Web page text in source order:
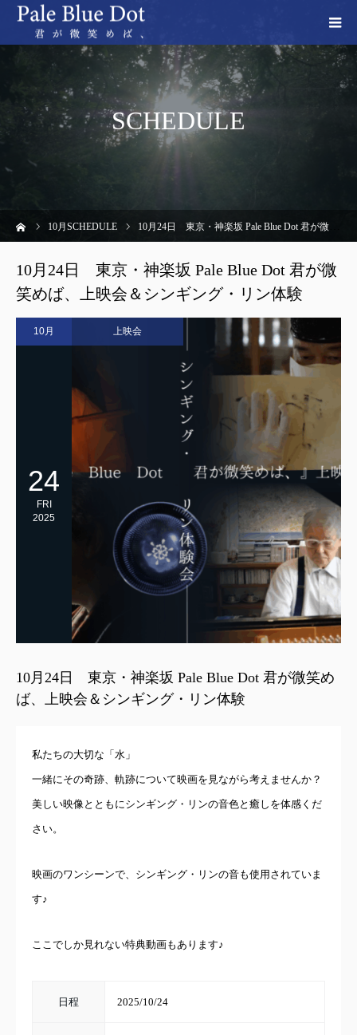
SCHEDULE
10月SCHEDULE 10月24日 東京・神楽坂 Pale Blue Dot 君が微笑めば、上映会＆シンギング・リン体験
10月24日 東京・神楽坂 Pale Blue Dot 君が微
笑めば、上映会＆シンギング・リン体験
10月
24
FRI
2025
上映会
10月24日 東京・神楽坂 Pale Blue Dot 君が微笑め
ば、上映会＆シンギング・リン体験
私たちの大切な「水」
一緒にその奇跡、軌跡について映画を見ながら考えませんか？
美しい映像とともにシンギング・リンの音色と癒しを体感くだ
さい。
映画のワンシーンで、シンギング・リンの音も使用されていま
す♪
ここでしか見れない特典動画もあります♪
日程 2025/10/24